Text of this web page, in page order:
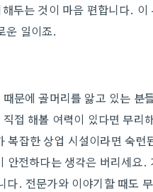
두는 것이 마음 편합니다.
운 일이죠.
문에 골머리를 앓고 있는 분
접 해볼 여력이 있다면 무리
잡한 상업 시설이라면 숙련
전하다는 생각은 버리세요.
다. 전문가와 이야기할 때도